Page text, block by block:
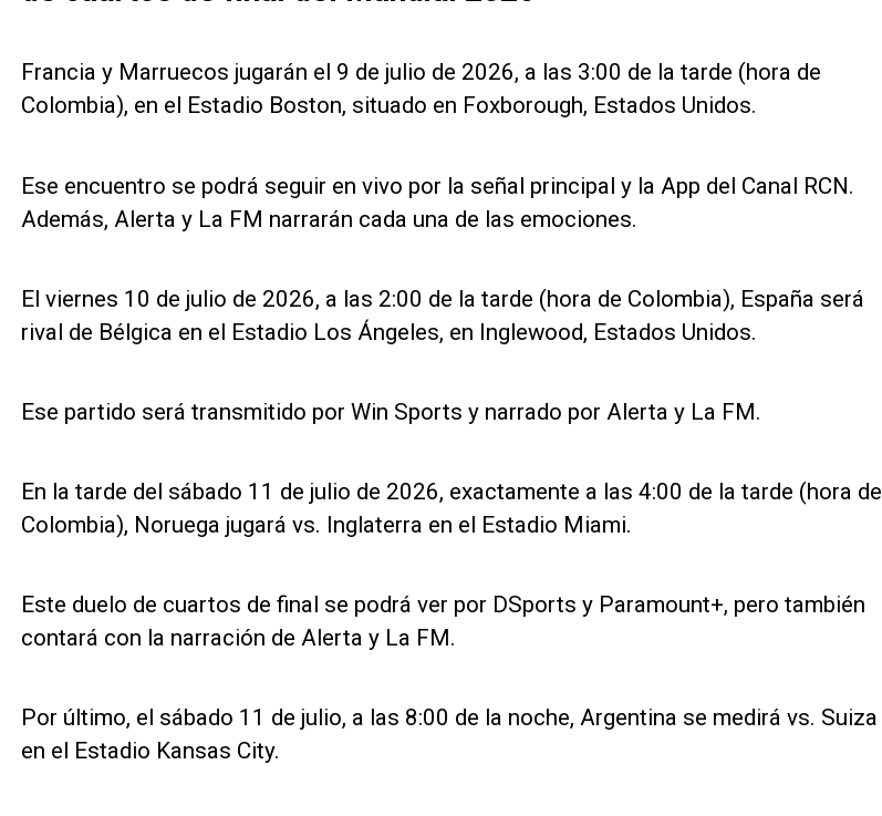
Francia y Marruecos jugarán el 9 de julio de 2026, a las 3:00 de la tarde (hora de
Colombia), en el Estadio Boston, situado en Foxborough, Estados Unidos.
Ese encuentro se podrá seguir en vivo por la señal principal y la App del Canal RCN.
Además, Alerta y La FM narrarán cada una de las emociones.
El viernes 10 de julio de 2026, a las 2:00 de la tarde (hora de Colombia), España será
rival de Bélgica en el Estadio Los Ángeles, en Inglewood, Estados Unidos.
Ese partido será transmitido por Win Sports y narrado por Alerta y La FM.
En la tarde del sábado 11 de julio de 2026, exactamente a las 4:00 de la tarde (hora de
Colombia), Noruega jugará vs. Inglaterra en el Estadio Miami.
Este duelo de cuartos de final se podrá ver por DSports y Paramount+, pero también
contará con la narración de Alerta y La FM.
Por último, el sábado 11 de julio, a las 8:00 de la noche, Argentina se medirá vs. Suiza
en el Estadio Kansas City.